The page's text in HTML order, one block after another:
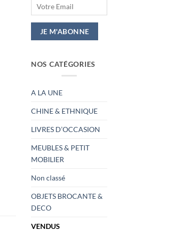
NOS CATÉGORIES
A LA UNE
CHINE & ETHNIQUE
LIVRES D’OCCASION
MEUBLES & PETIT
MOBILIER
Non classé
OBJETS BROCANTE &
DECO
VENDUS